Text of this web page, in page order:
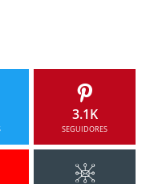
3.1K
SEGUIDORES